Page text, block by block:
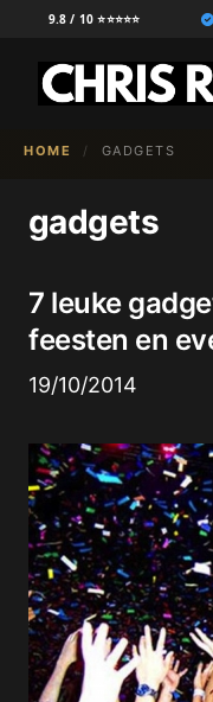
9.8 / 10 ⭐⭐⭐⭐⭐
HOME / GADGETS
gadgets
7 leuke
feesten en
19/10/2014